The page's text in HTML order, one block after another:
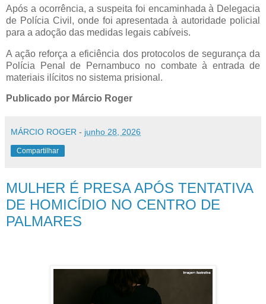
Após a ocorrência, a suspeita foi encaminhada à Delegacia
de Polícia Civil, onde foi apresentada à autoridade policial
para a adoção das medidas legais cabíveis.
A ação reforça a eficiência dos protocolos de segurança da
Polícia Penal de Pernambuco no combate à entrada de
materiais ilícitos no sistema prisional.
Publicado por Márcio Roger
MÁRCIO ROGER - junho 28, 2026
Compartilhar
MULHER É PRESA APÓS TENTATIVA
DE HOMICÍDIO NO CENTRO DE
PALMARES